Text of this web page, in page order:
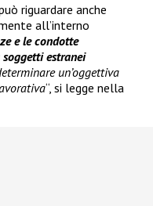
riguardare anche
all’interno
e le condotte
soggetti estranei
un’oggettiva
“, si legge nella